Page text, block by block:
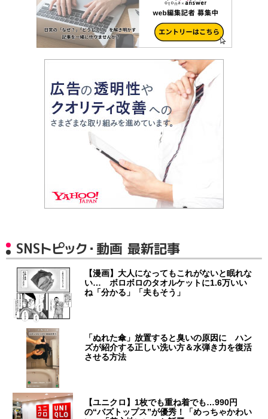
SNSトピック・動画 最新記事
【漫画】大人になってもこれがないと眠れな
い… ボロボロのタオルケットに1.6万いい
ね「分かる」「夫もそう」
「ぬれた傘」放置すると臭いの原因に ハン
ズが紹介する正しい洗い方＆水弾き力を復活
させる方法
【ユニクロ】1枚でも重ね着でも…990円
の“バズトップス”が優秀！「めっちゃかわい